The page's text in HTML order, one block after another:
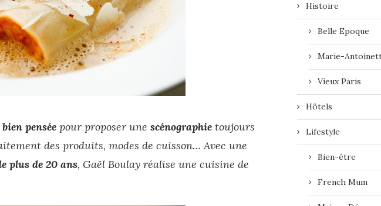
pensée pour proposer une scénographie toujours
des produits, modes de cuisson…Avec une
plus de 20 ans, Gaël Boulay réalise une cuisine de
Histoire
Belle Epoque
Marie-
Vieux Paris
Hôtels
Lifestyle
Bien-être
French Mum